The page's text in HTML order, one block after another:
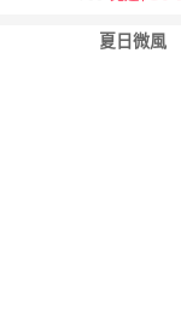
夏日微風